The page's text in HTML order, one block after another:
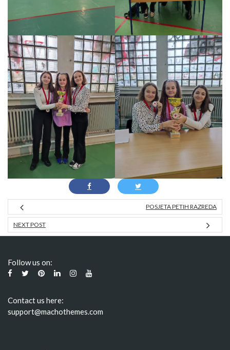
POSJETA PETIH RAZREDA
NEXT POST
Follow us on:
Contact us here:
support@machothemes.com